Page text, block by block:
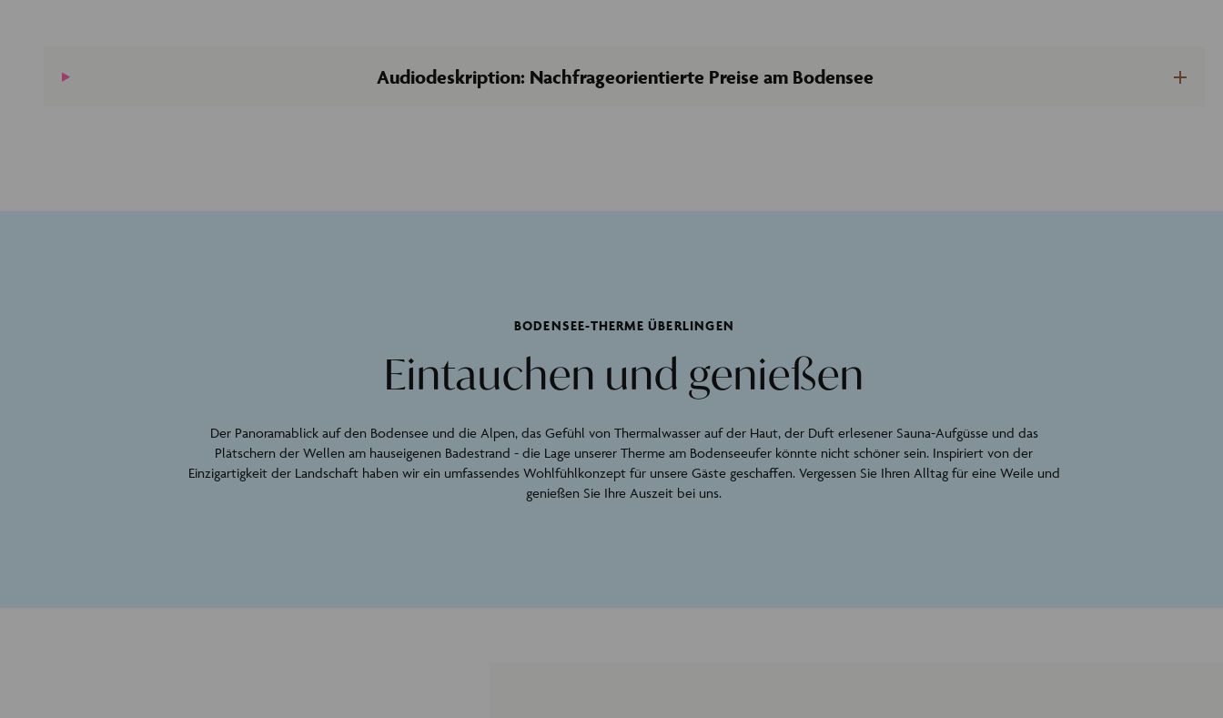
Audiodeskription: Nachfrageorientierte Preise am Bodensee
BODENSEE-THERME ÜBERLINGEN
Eintauchen und genießen
Der Panoramablick auf den Bodensee und die Alpen, das Gefühl von Thermalwasser auf der Haut, der Duft erlesener Sauna-Aufgüsse und das
Plätschern der Wellen am hauseigenen Badestrand - die Lage unserer Therme am Bodenseeufer könnte nicht schöner sein. Inspiriert von der
Einzigartigkeit der Landschaft haben wir ein umfassendes Wohlfühlkonzept für unsere Gäste geschaffen. Vergessen Sie Ihren Alltag für eine Weile und
genießen Sie Ihre Auszeit bei uns.